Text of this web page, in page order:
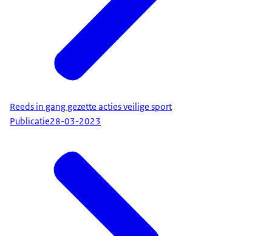
Reeds in gang gezette acties veilige sport
Publicatie28-03-2023